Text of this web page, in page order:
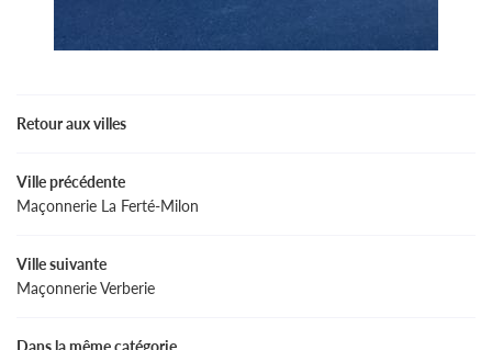
Retour aux villes
Ville précédente
Maçonnerie La Ferté-Milon
Ville suivante
Maçonnerie Verberie
Dans la même catégorie